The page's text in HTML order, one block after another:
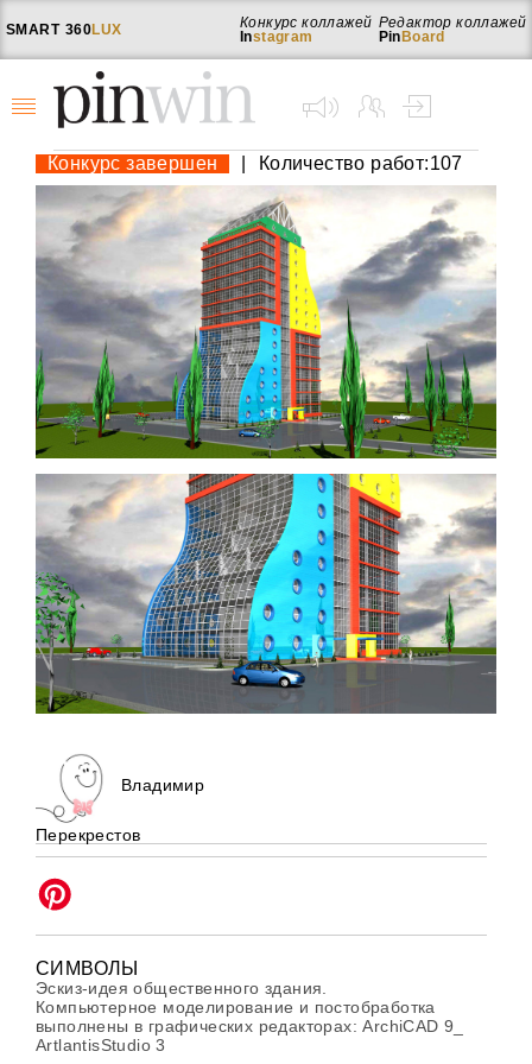
SMART 360LUX
Редактор коллажей
Pin Board
Конкурс коллажей
Instagram
Конкурс завершен Количество работ:107
Владимир
Перекрестов
СИМВОЛЫ
Эскиз-идея общественного здания.
Компьютерное моделирование и постобработка
выполнены в графических редакторах: ArchiCAD 9_
ArtlantisStudio 3